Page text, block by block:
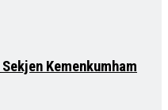
Kemenkumham